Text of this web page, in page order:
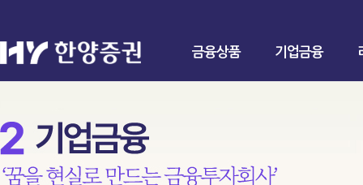
금융상품 기업금융